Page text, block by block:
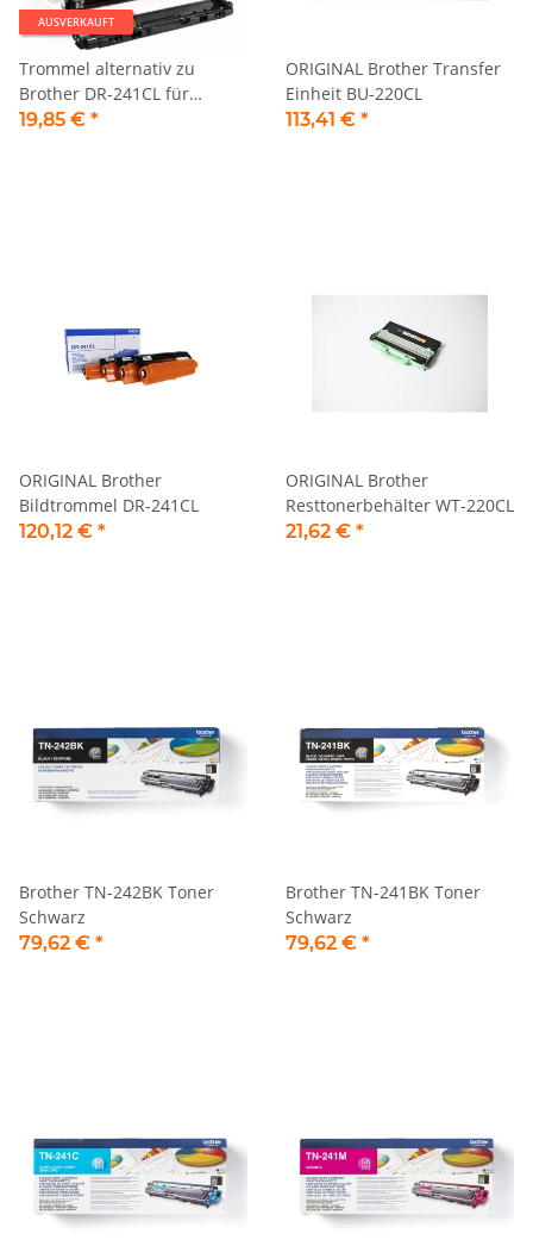
AUSVERKAUFT
Trommel alternativ zu
Brother DR-241CL für
Brother Drucker gelb
19,85 € *
ORIGINAL Brother Transfer
Einheit BU-220CL
113,41 € *
ORIGINAL Brother
Bildtrommel DR-241CL
120,12 € *
ORIGINAL Brother
Resttonerbehälter WT-220CL
21,62 € *
Brother TN-242BK Toner
Schwarz
79,62 € *
Brother TN-241BK Toner
Schwarz
79,62 € *